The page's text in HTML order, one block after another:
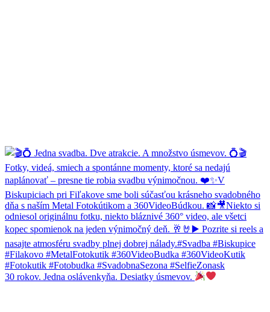
30 rokov. Jedna oslávenkyňa. Desiatky úsmevov.